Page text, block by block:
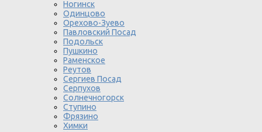
Ногинск
Одинцово
Орехово-Зуево
Павловский Посад
Подольск
Пушкино
Раменское
Реутов
Сергиев Посад
Серпухов
Солнечногорск
Ступино
Фрязино
Химки